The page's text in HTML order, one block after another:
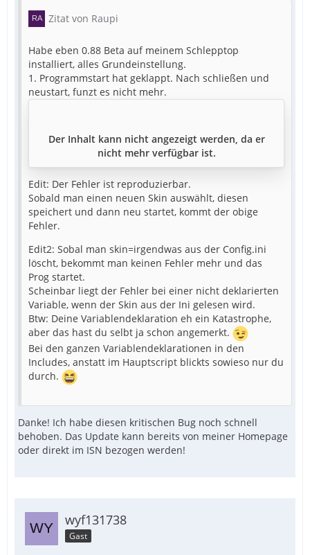
Zitat von Raupi
Habe eben 0.88 Beta auf meinem Schlepptop
installiert, alles Grundeinstellung.
1. Programmstart hat geklappt. Nach schließen und
neustart, funzt es nicht mehr.
Der Inhalt kann nicht angezeigt werden, da er
nicht mehr verfügbar ist.
Edit: Der Fehler ist reproduzierbar.
Sobald man einen neuen Skin auswählt, diesen
speichert und dann neu startet, kommt der obige
Fehler.
Edit2: Sobal man skin=irgendwas aus der Config.ini
löscht, bekommt man keinen Fehler mehr und das
Prog startet.
Scheinbar liegt der Fehler bei einer nicht deklarierten
Variable, wenn der Skin aus der Ini gelesen wird.
Btw: Deine Variablendeklaration eh ein Katastrophe,
aber das hast du selbt ja schon angemerkt.
Bei den ganzen Variablendeklarationen in den
Includes, anstatt im Hauptscript blickts sowieso nur du
durch.
Danke! Ich habe diesen kritischen Bug noch schnell
behoben. Das Update kann bereits von meiner Homepage
oder direkt im ISN bezogen werden!
wyf131738
Gast